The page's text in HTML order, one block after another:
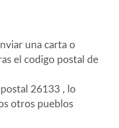
una carta o
el codigo postal de
26133 , lo
otros pueblos